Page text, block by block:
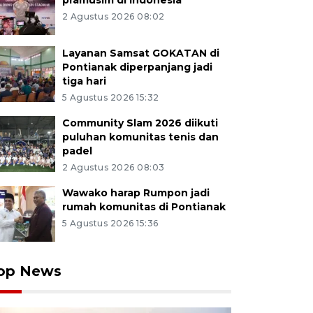
2 Agustus 2026 08:02
Layanan Samsat GOKATAN di
Pontianak diperpanjang jadi
tiga hari
5 Agustus 2026 15:32
Community Slam 2026 diikuti
puluhan komunitas tenis dan
padel
2 Agustus 2026 08:03
Wawako harap Rumpon jadi
rumah komunitas di Pontianak
5 Agustus 2026 15:36
News